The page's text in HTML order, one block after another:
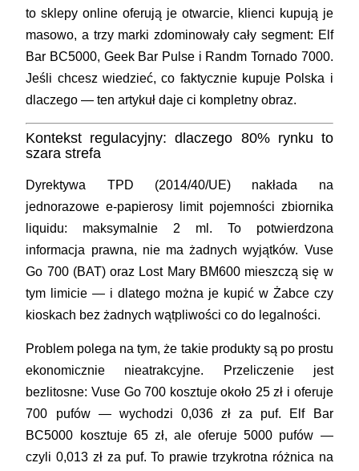
to sklepy online oferują je otwarcie, klienci kupują je
masowo, a trzy marki zdominowały cały segment: Elf
Bar BC5000, Geek Bar Pulse i Randm Tornado 7000.
Jeśli chcesz wiedzieć, co faktycznie kupuje Polska i
dlaczego — ten artykuł daje ci kompletny obraz.
Kontekst regulacyjny: dlaczego 80% rynku to
szara strefa
Dyrektywa TPD (2014/40/UE) nakłada na
jednorazowe e-papierosy limit pojemności zbiornika
liquidu: maksymalnie 2 ml. To potwierdzona
informacja prawna, nie ma żadnych wyjątków. Vuse
Go 700 (BAT) oraz Lost Mary BM600 mieszczą się w
tym limicie — i dlatego można je kupić w Żabce czy
kioskach bez żadnych wątpliwości co do legalności.
Problem polega na tym, że takie produkty są po prostu
ekonomicznie nieatrakcyjne. Przeliczenie jest
bezlitosne: Vuse Go 700 kosztuje około 25 zł i oferuje
700 pufów — wychodzi 0,036 zł za puf. Elf Bar
BC5000 kosztuje 65 zł, ale oferuje 5000 pufów —
czyli 0,013 zł za puf. To prawie trzykrotna różnica na